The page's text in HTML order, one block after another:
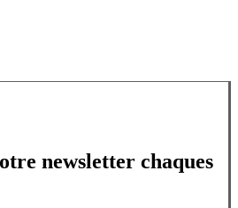
newsletter chaques